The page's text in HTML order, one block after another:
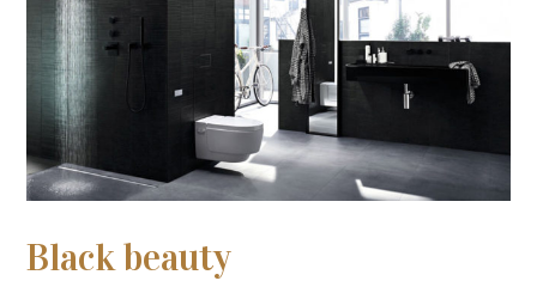
Black beauty